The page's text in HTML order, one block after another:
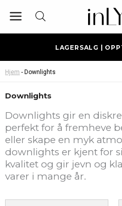
rett
LAGERSALG |
Hjem - Downlights
Downlights
Downlights gir en
perfekt for å fremheve
eller skape en myk
downlights er kjent for
kvalitet og gir jevn og
varer i mange år.